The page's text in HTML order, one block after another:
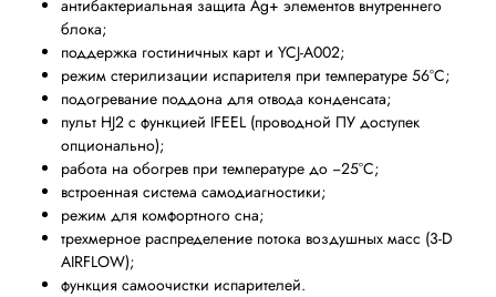
антибактериальная защита Ag+ элементов внутреннего
блока;
поддержка гостиничных карт и YCJ-A002;
режим стерилизации испарителя при температуре 56°С;
подогревание поддона для отвода конденсата;
пульт HJ2 с функцией IFEEL (проводной ПУ доступек
опционально);
работа на обогрев при температуре до −25°С;
встроенная система самодиагностики;
режим для комфортного сна;
трехмерное распределение потока воздушных масс (3-D
AIRFLOW);
функция самоочистки испарителей.